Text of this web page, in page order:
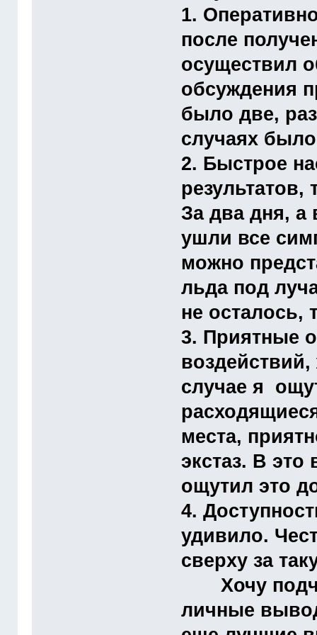
1.
после
осуществил
обсуждения
было две,
случаях
2. Быстрое
результатов,
За два дня, а
ушли все
можно
льда под
не осталось,
3. Приятные
случае я
места,
экстаз. В
ощутил это
4.
удивило.
сверху за
Хочу
личные